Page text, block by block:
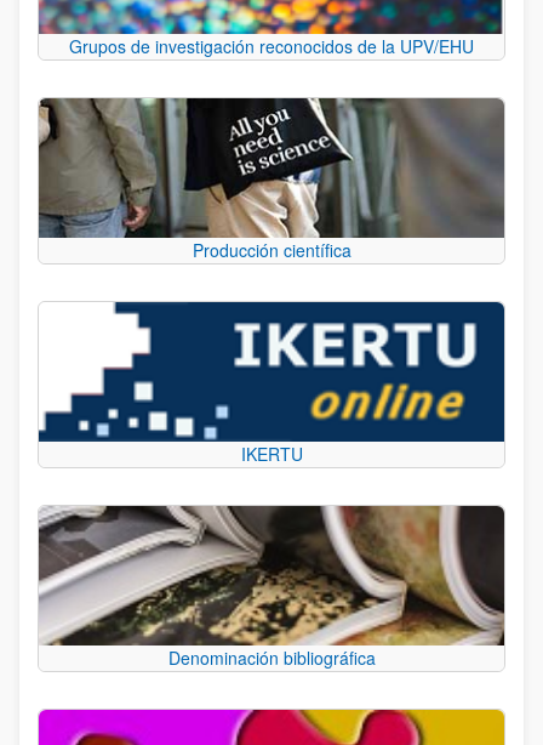
Grupos de investigación reconocidos de la UPV/EHU
Producción científica
IKERTU
Denominación bibliográfica